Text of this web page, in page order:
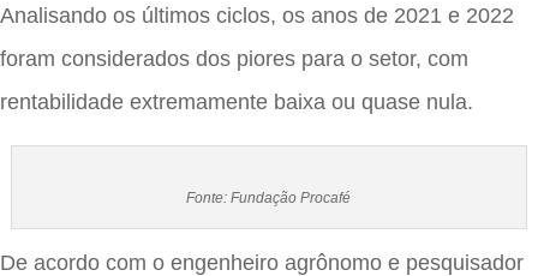
Analisando os últimos ciclos, os anos de 2021 e 2022
foram considerados dos piores para o setor, com
rentabilidade extremamente baixa ou quase nula.
Fonte: Fundação Procafé
De acordo com o engenheiro agrônomo e pesquisador